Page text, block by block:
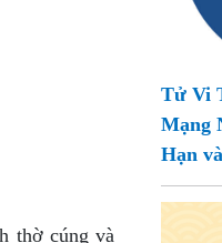
thờ cúng và
Tử Vi
Mạng
Hạn